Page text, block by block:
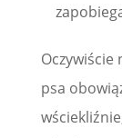
Oczywiście
psa